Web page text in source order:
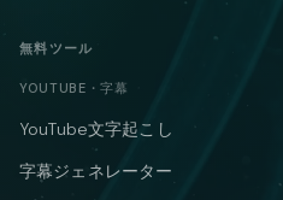
無料ツール
YOUTUBE・字幕
YouTube文字起こし
字幕ジェネレーター